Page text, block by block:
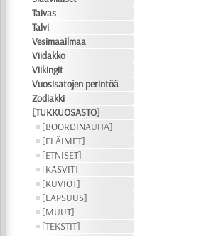
Taivas
Talvi
Vesimaailmaa
Viidakko
Viikingit
Vuosisatojen perintöä
Zodiakki
[TUKKUOSASTO]
[BOORDINAUHA]
[ELÄIMET]
[ETNISET]
[KASVIT]
[KUVIOT]
[LAPSUUS]
[MUUT]
[TEKSTIT]